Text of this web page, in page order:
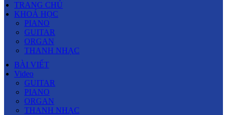
TRANG CHỦ
KHOÁ HỌC
PIANO
GUITAR
ORGAN
THANH NHẠC
BÀI VIẾT
Video
GUITAR
PIANO
ORGAN
THANH NHẠC